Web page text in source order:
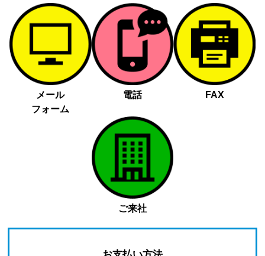
メール
フォーム
電話 FAX
ご来社